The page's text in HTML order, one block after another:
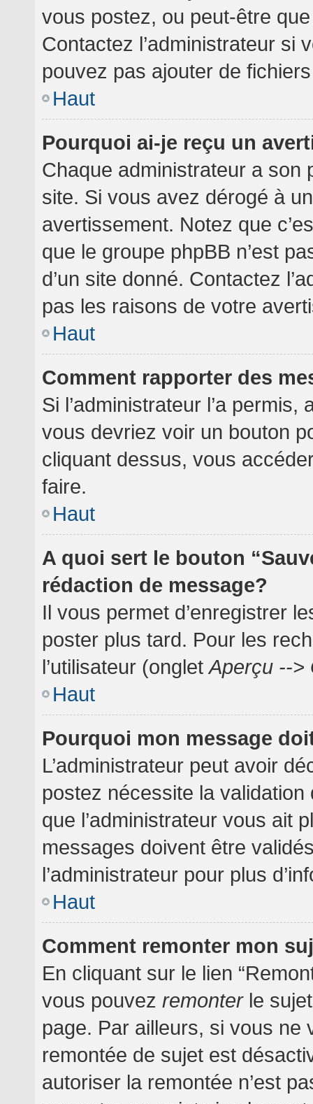
vous postez, ou peut-être
Contactez l’administrateur si
pouvez pas ajouter de
Haut
Pourquoi ai-je reçu un
Chaque administrateur a son
site. Si vous avez dérogé à
avertissement. Notez que
que le groupe phpBB n’est
d’un site donné. Contactez
pas les raisons de votre
Haut
Comment rapporter des
Si l’administrateur l’a
vous devriez voir un bouton
cliquant dessus, vous
faire.
Haut
A quoi sert le bouton
rédaction de message?
Il vous permet d’enregistrer
poster plus tard. Pour les
l’utilisateur (ongletAperçu -->
Haut
Pourquoi mon message
L’administrateur peut avoir
postez nécessite la
que l’administrateur vous ait
messages doivent être
l’administrateur pour plus
Haut
Comment remonter mon
En cliquant sur le lien
vous pouvez remonterle
page. Par ailleurs, si vous ne
remontée de sujet est
autoriser la remontée n’est